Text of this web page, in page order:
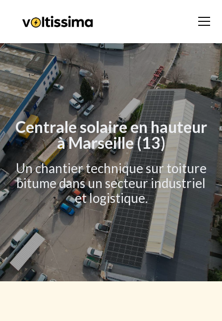
Centrale solaire en hauteur
à Marseille (13)
Un chantier technique sur toiture
bitume dans un secteur industriel
et logistique.